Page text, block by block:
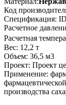
Код
Спецификация:
Расчетное
Расчетная
Вес: 12,2 т
Объем: 36,5 м3
Проект: Проект
Применение:
производства